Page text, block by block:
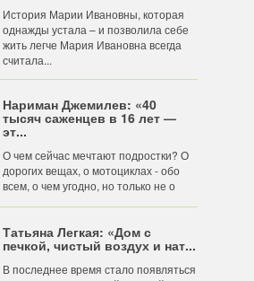
История Марии Ивановны, которая
однажды устала – и позволила себе
жить легче Мария Ивановна всегда
считала...
Нариман Джемилев: «40
тысяч саженцев в 16 лет —
эт...
О чем сейчас мечтают подростки? О
дорогих вещах, о мотоциклах - обо
всем, о чем угодно, но только не о
Татьяна Легкая: «Дом с
печкой, чистый воздух и нат...
В последнее время стало появляться